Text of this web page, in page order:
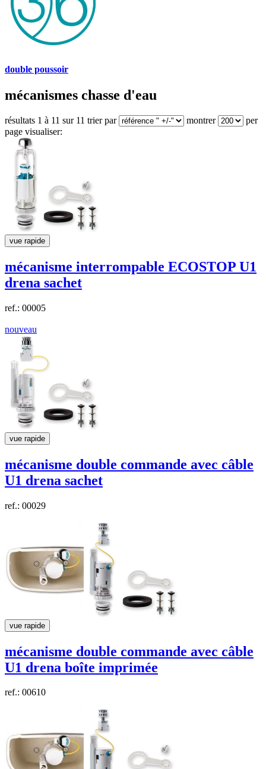
double poussoir
mécanismes chasse d'eau
résultats 1 à 11 sur 11 trier par montrer
per
page visualiser:
vue rapide
mécanisme interrompable ECOSTOP U1
drena sachet
ref.: 00005
nouveau
vue rapide
mécanisme double commande avec câble
U1 drena sachet
ref.: 00029
vue rapide
mécanisme double commande avec câble
U1 drena boîte imprimée
ref.: 00610